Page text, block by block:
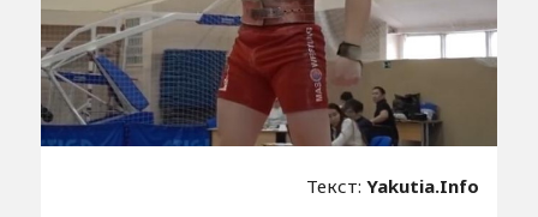
Текст:Yakutia.Info